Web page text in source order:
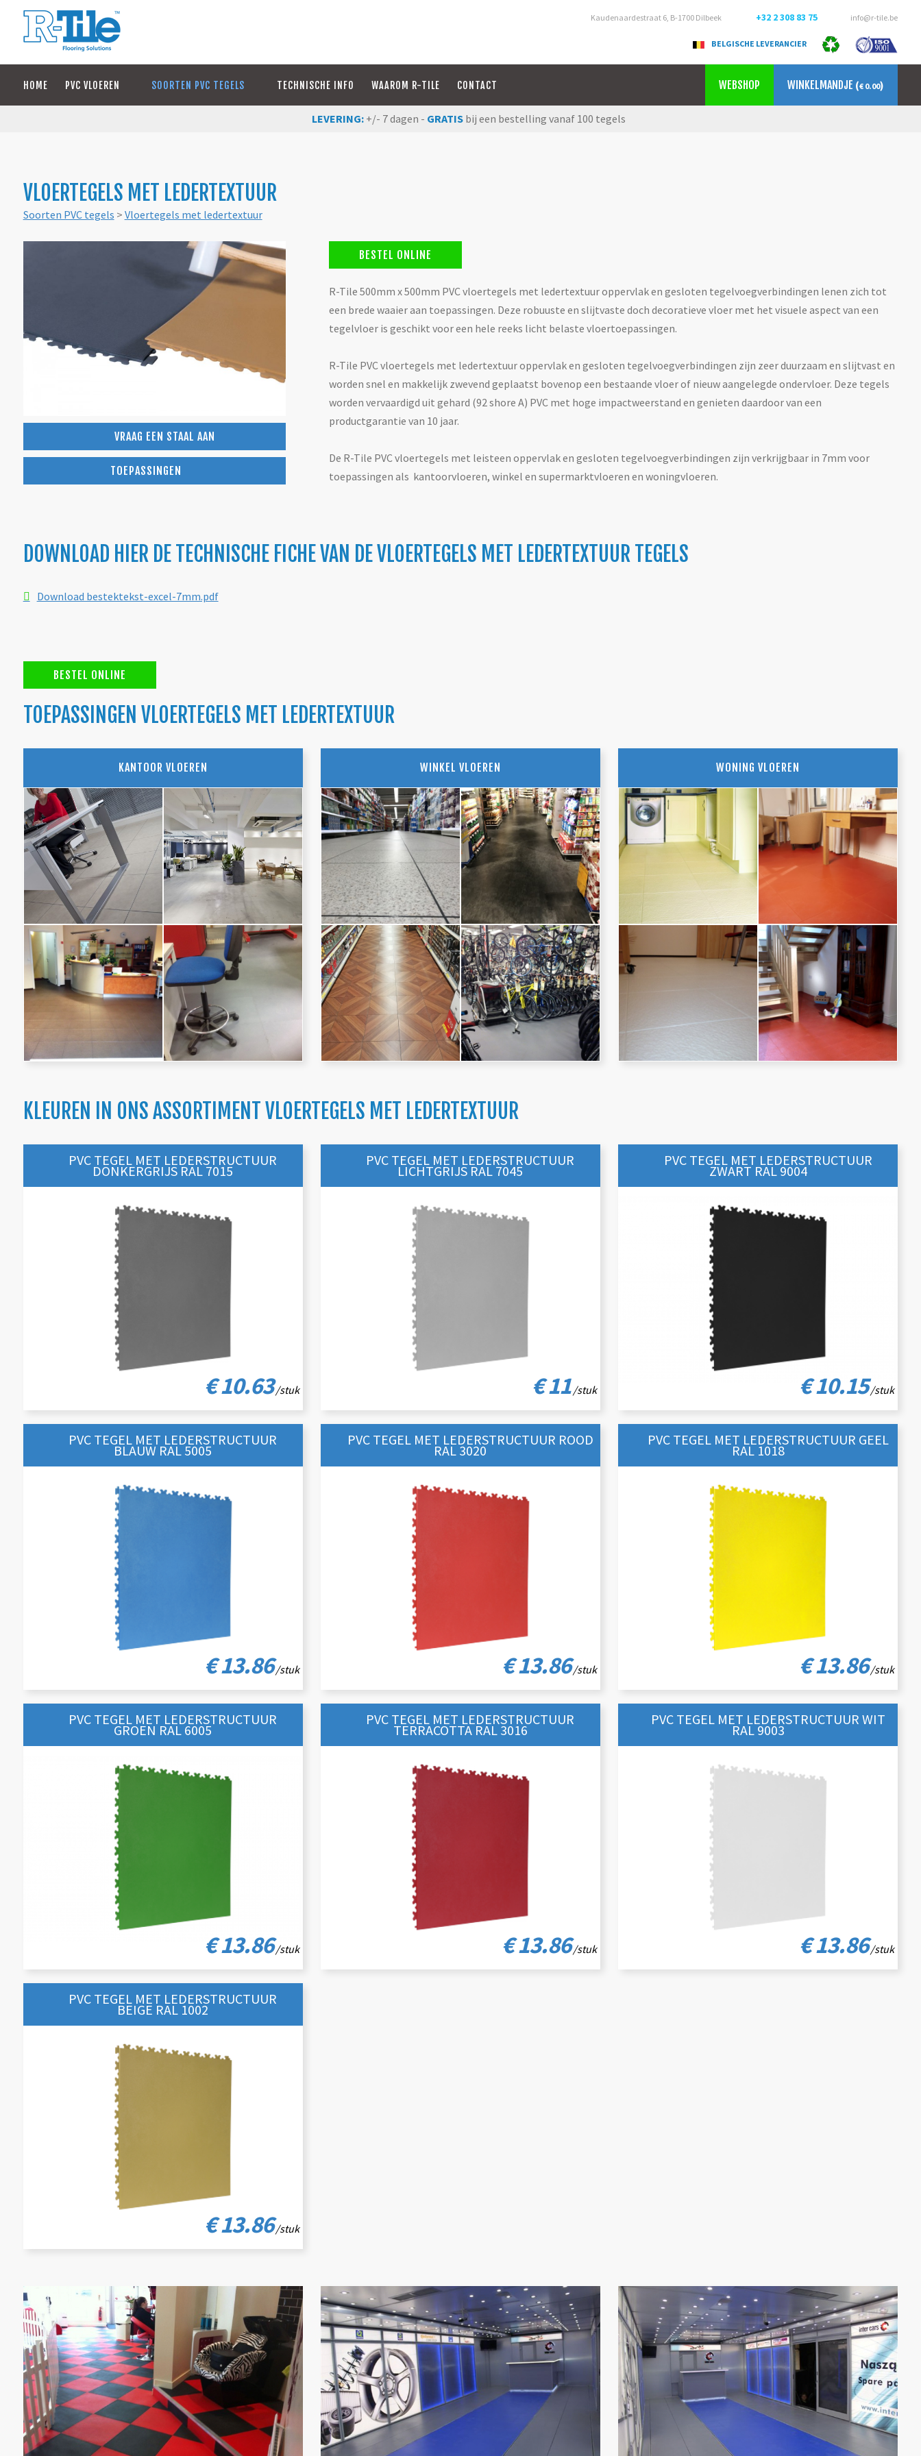
Kaudenaardestraat 6, B-1700 Dilbeek +32 2 308 83 75 info@r-tile.be
BELGISCHE LEVERANCIER
HOME PVC VLOEREN SOORTEN PVC TEGELS TECHNISCHE INFO WAAROM R-TILE CONTACT WINKELMANDJE (€ 0.00)
WEBSHOP
LEVERING: +/- 7 dagen - GRATISbij een bestelling vanaf 100 tegels
VLOERTEGELS MET LEDERTEXTUUR
Soorten PVC tegels > Vloertegels met ledertextuur
BESTEL ONLINE
R-Tile 500mm x 500mm PVC vloertegels met ledertextuur oppervlak en gesloten tegelvoegverbindingen lenen zich tot
een brede waaier aan toepassingen. Deze robuuste en slijtvaste doch decoratieve vloer met het visuele aspect van een
tegelvloer is geschikt voor een hele reeks licht belaste vloertoepassingen.
R-Tile PVC vloertegels met ledertextuur oppervlak en gesloten tegelvoegverbindingen zijn zeer duurzaam en slijtvast en
worden snel en makkelijk zwevend geplaatst bovenop een bestaande vloer of nieuw aangelegde ondervloer. Deze tegels
worden vervaardigd uit gehard (92 shore A) PVC met hoge impactweerstand en genieten daardoor van een
productgarantie van 10 jaar.
De R-Tile PVC vloertegels met leisteen oppervlak en gesloten tegelvoegverbindingen zijn verkrijgbaar in 7mm voor
toepassingen als kantoorvloeren, winkel en supermarktvloeren en woningvloeren.
VRAAG EEN STAAL AAN
TOEPASSINGEN
DOWNLOAD HIER DE TECHNISCHE FICHE VAN DE VLOERTEGELS MET LEDERTEXTUUR TEGELS
Download bestektekst-excel-7mm.pdf
BESTEL ONLINE
TOEPASSINGEN VLOERTEGELS MET LEDERTEXTUUR
KANTOOR VLOEREN WINKEL VLOEREN WONING VLOEREN
KLEUREN IN ONS ASSORTIMENT VLOERTEGELS MET LEDERTEXTUUR
PVC TEGEL MET LEDERSTRUCTUUR
DONKERGRIJS RAL 7015
€ 10.63/stuk
PVC TEGEL MET LEDERSTRUCTUUR
LICHTGRIJS RAL 7045
€ 11/stuk
PVC TEGEL MET LEDERSTRUCTUUR
ZWART RAL 9004
€ 10.15/stuk
PVC TEGEL MET LEDERSTRUCTUUR
BLAUW RAL 5005
€ 13.86/stuk
PVC TEGEL MET LEDERSTRUCTUUR ROOD
RAL 3020
€ 13.86/stuk
PVC TEGEL MET LEDERSTRUCTUUR GEEL
RAL 1018
€ 13.86/stuk
PVC TEGEL MET LEDERSTRUCTUUR
GROEN RAL 6005
€ 13.86/stuk
PVC TEGEL MET LEDERSTRUCTUUR
TERRACOTTA RAL 3016
€ 13.86/stuk
PVC TEGEL MET LEDERSTRUCTUUR WIT
RAL 9003
€ 13.86/stuk
PVC TEGEL MET LEDERSTRUCTUUR
BEIGE RAL 1002
€ 13.86/stuk